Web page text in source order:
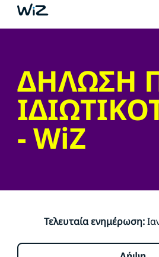
ΔΗΛΩΣΗ
- WiZ
Τελευταία ενημέρωση: